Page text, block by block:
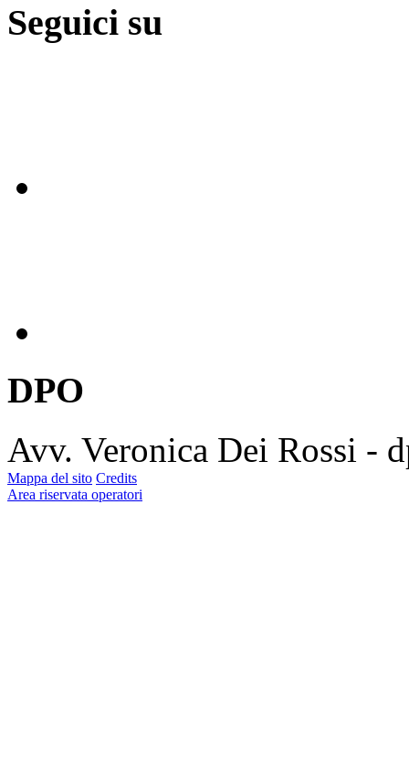
Seguici su
DPO
Avv. Veronica Dei Rossi -
Mappa del sito Credits
Area riservata operatori